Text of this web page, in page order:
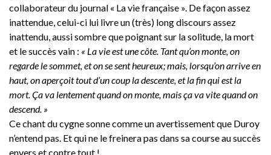
collaborateur du journal « La vie française ». De façon assez
inattendue, celui-ci lui livre un (très) long discours assez
inattendu, aussi sombre que poignant sur la solitude, la mort
et le succès vain : « La vie est une côte. Tant qu’on monte, on
regarde le sommet, et on se sent heureux; mais, lorsqu’on arrive en
haut, on aperçoit tout d’un coup la descente, et la fin qui est la
mort. Ça va lentement quand on monte, mais ça va vite quand on
descend. »
Ce chant du cygne sonne comme un avertissement que Duroy
n’entend pas. Et qui ne le freinera pas dans sa course au succès
envers et contre tout !